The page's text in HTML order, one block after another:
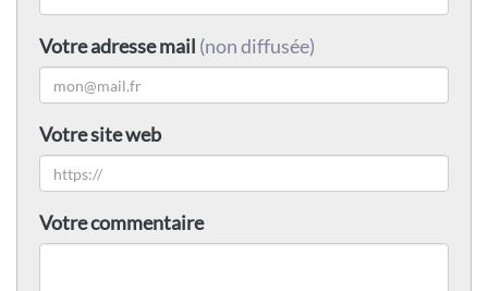
Votre adresse mail (non diffusée)
Votre site web
Votre commentaire